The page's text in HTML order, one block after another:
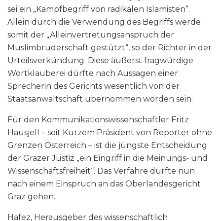
sei ein „Kampfbegriff von radikalen Islamisten“.
Allein durch die Verwendung des Begriffs werde
somit der „Alleinvertretungsanspruch der
Muslimbruderschaft gestützt“, so der Richter in der
Urteilsverkündung. Diese äußerst fragwürdige
Wortklauberei dürfte nach Aussagen einer
Sprecherin des Gerichts wesentlich von der
Staatsanwaltschaft übernommen worden sein.
Für den Kommunikationswissenschaftler Fritz
Hausjell – seit Kurzem Präsident von Reporter ohne
Grenzen Österreich – ist die jüngste Entscheidung
der Grazer Justiz „ein Eingriff in die Meinungs- und
Wissenschaftsfreiheit“. Das Verfahre dürfte nun
nach einem Einspruch an das Oberlandesgericht
Graz gehen.
Hafez, Herausgeber des wissenschaftlich